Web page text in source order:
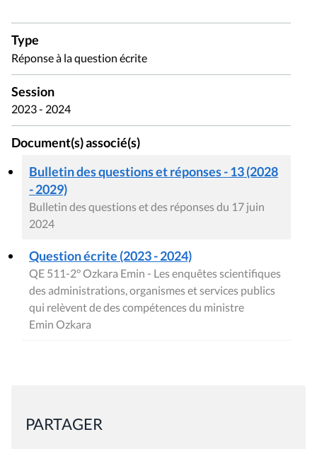
Type
Réponse à la question écrite
Session
2023 - 2024
Document(s) associé(s)
Bulletin des questions et réponses - 13 (2028
- 2029)
Bulletin des questions et des réponses du 17 juin
2024
Question écrite (2023 - 2024)
QE 511-2° Ozkara Emin - Les enquêtes scientifiques
des administrations, organismes et services publics
qui relèvent de des compétences du ministre
Emin Ozkara
PARTAGER